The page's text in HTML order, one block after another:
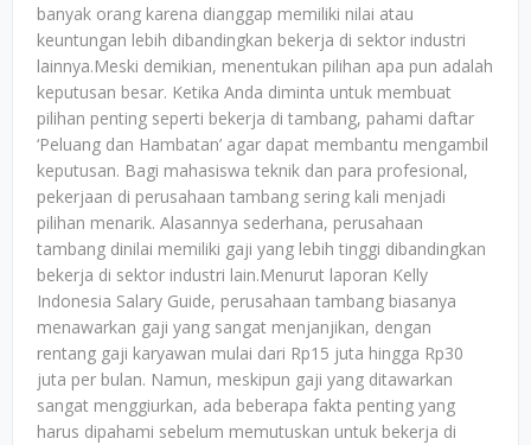
banyak orang karena dianggap memiliki nilai atau
keuntungan lebih dibandingkan bekerja di sektor industri
lainnya.Meski demikian, menentukan pilihan apa pun adalah
keputusan besar. Ketika Anda diminta untuk membuat
pilihan penting seperti bekerja di tambang, pahami daftar
‘Peluang dan Hambatan’ agar dapat membantu mengambil
keputusan. Bagi mahasiswa teknik dan para profesional,
pekerjaan di perusahaan tambang sering kali menjadi
pilihan menarik. Alasannya sederhana, perusahaan
tambang dinilai memiliki gaji yang lebih tinggi dibandingkan
bekerja di sektor industri lain.Menurut laporan Kelly
Indonesia Salary Guide, perusahaan tambang biasanya
menawarkan gaji yang sangat menjanjikan, dengan
rentang gaji karyawan mulai dari Rp15 juta hingga Rp30
juta per bulan. Namun, meskipun gaji yang ditawarkan
sangat menggiurkan, ada beberapa fakta penting yang
harus dipahami sebelum memutuskan untuk bekerja di